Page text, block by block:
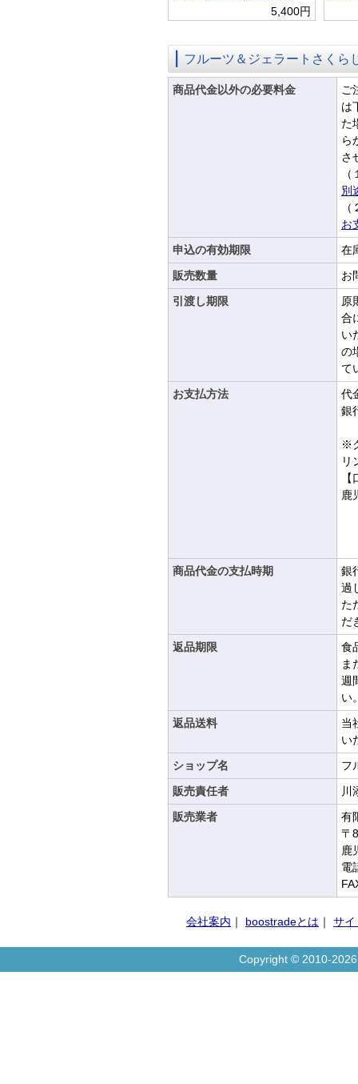
5,400円
フルーツ＆ジェラートさくら
商品代金以外の必要料金
ご
は
た
ら
さ
別
お
申込の有効期限
在
販売数量
お
引渡し期限
原
合
い
の
て
お支払方法
代
銀
※
リ
鹿
商品代金の支払時期
銀
過
た
だ
返品期限
食
ま
週
い
返品送料
当
い
ショップ名
フ
販売責任者
川
販売業者
有
〒
鹿
電
会社案内 ｜ boostradeとは ｜ サイ
Copyright © 2010-